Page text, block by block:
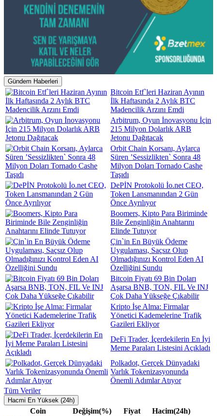
Gündem Haberleri
Bitcoin Etf`leri Haziran Ayının
İlk Haftasında 2 Aylık BTC
Madencilik Arzını Emdi
Arbitrum, Oyun İnovasyonu İçin
215 Milyon Dolarlık ARB
Jetonu Dağıtacak
Orbit Chain Korsanı, Aylarca
Süren ’Sessizlikten` Sonra 48
Milyon Doları Tornado Cashe
Taşıdı
DePİN Protokolü İo.net CEO,
Token Lansmanından 2 Gün
Önce Ayrılıyor
Boomers, Kipto Para Biriminde
Bile Zenginliğin Anahtarını
Elinde Tutuyor
Çin`in En Büyük Ödeme
Uygulaması, Saçsız Olup
Olmadığınızı Kontrol Eden AI
Özelliğini Sundu
Bitcoin Fiyatı 69 Bin Doları
Aşarsa BNB, TON, FIL Ve INJ
Çok Daha Yükseğe Çıkabilir
Kripto İşe Alma: Firmalar
Yönetici Kademelerine Trafik
Gazileri Ekliyor
DeFi Trader, İçerdekilerin En İyi
Meme Paraları Listesini Açıkladı
Polkadot, Gerçek Dünyadaki
Varlık Tokenizasyonunda
Önemli Adımlar Atıyor
Tüm Veriler
Hacmi En Yüksek (24h)
Coin Değişim(%) Fiyat
Hacim(24h)